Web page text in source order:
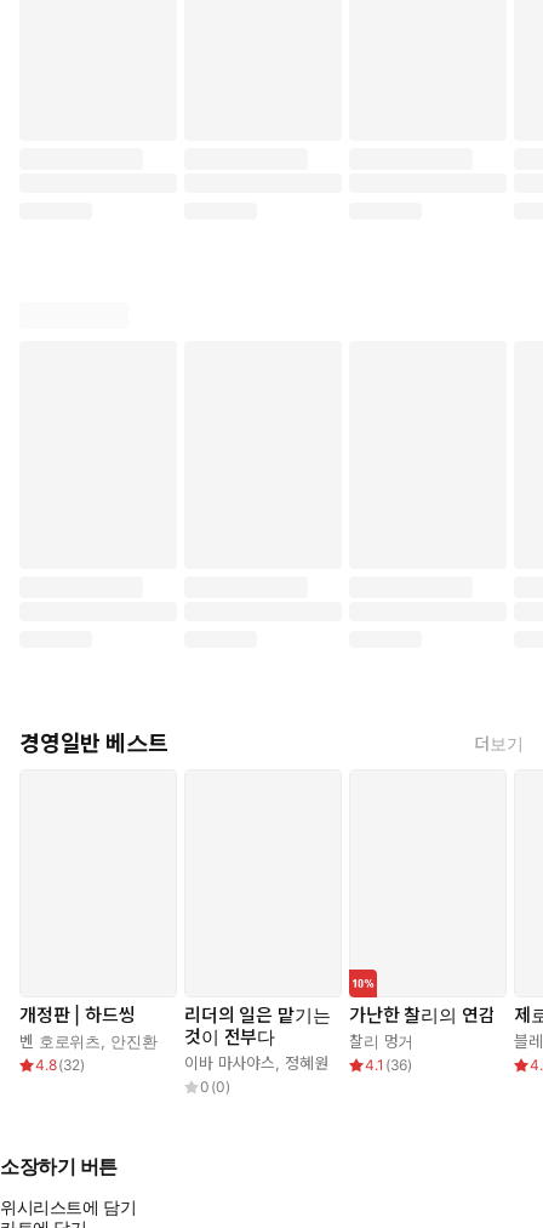
경영일반 베스트 더보기
개정판 | 하드씽
벤 호로위츠 안진환
4.8(32)
리더의 일은 맡기는
것이 전부다
이바 마사야스 정혜원
0 (0)
가난한 찰리의 연감
찰리 멍거
4.1 (36)
제
블
소장하기 버튼
위시리스트에 담기